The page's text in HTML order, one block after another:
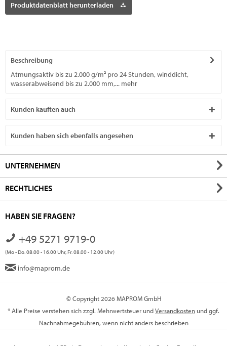
Produktdatenblatt herunterladen
Beschreibung
Atmungsaktiv bis zu 2.000 g/m² pro 24 Stunden, winddicht,
wasserabweisend bis zu 2.000 mm,... mehr
Kunden kauften auch
Kunden haben sich ebenfalls angesehen
UNTERNEHMEN
RECHTLICHES
HABEN SIE FRAGEN?
+49 5271 9719-0
(Mo - Do. 08.00 - 16.00 Uhr, Fr. 08.00 - 12.00 Uhr)
info@maprom.de
© Copyright 2026 MAPROM GmbH
* Alle Preise verstehen sich zzgl. Mehrwertsteuer undVersandkosten und ggf.
Nachnahmegebühren, wenn nicht anders beschrieben